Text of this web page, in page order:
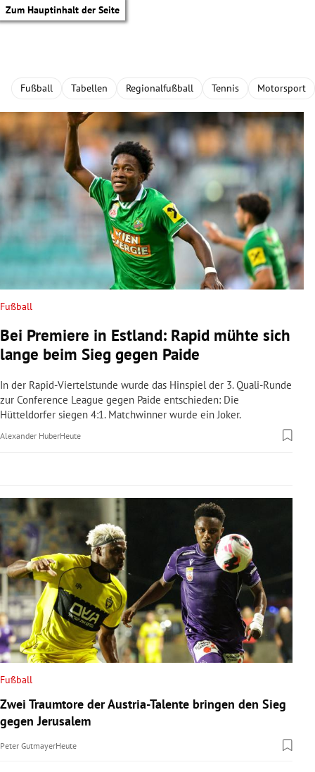
Zum Hauptinhalt der Seite
Untermenü
Untermenü
Untermenü
Untermenü
Untermenü
Untermenü
Untermenü
Untermenü
Fußball Tabellen Regionalfußball Tennis Motorsport
Fußball
Bei Premiere in Estland: Rapid mühte sich
lange beim Sieg gegen Paide
In der Rapid-Viertelstunde wurde das Hinspiel der 3. Quali-Runde
zur Conference League gegen Paide entschieden: Die
Hütteldorfer siegen 4:1. Matchwinner wurde ein Joker.
Alexander HuberHeute
Fußball
Zwei Traumtore der Austria-Talente bringen den Sieg
gegen Jerusalem
Peter GutmayerHeute